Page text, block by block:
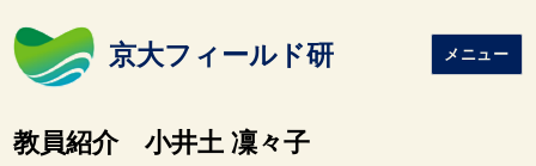
京大フィールド研 メニュー
教員紹介 小井土 凜々子